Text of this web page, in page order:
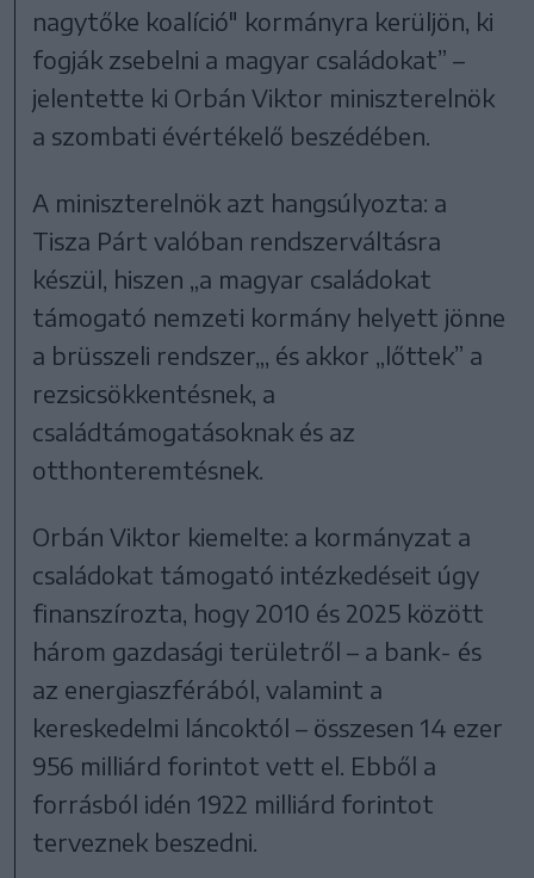
nagytőke koalíció" kormányra kerüljön, ki
fogják zsebelni a magyar családokat” –
jelentette ki Orbán Viktor miniszterelnök
a szombati évértékelő beszédében.
A miniszterelnök azt hangsúlyozta: a
Tisza Párt valóban rendszerváltásra
készül, hiszen „a magyar családokat
támogató nemzeti kormány helyett jönne
a brüsszeli rendszer„, és akkor „lőttek” a
rezsicsökkentésnek, a
családtámogatásoknak és az
otthonteremtésnek.
Orbán Viktor kiemelte: a kormányzat a
családokat támogató intézkedéseit úgy
finanszírozta, hogy 2010 és 2025 között
három gazdasági területről – a bank- és
az energiaszférából, valamint a
kereskedelmi láncoktól – összesen 14 ezer
956 milliárd forintot vett el. Ebből a
forrásból idén 1922 milliárd forintot
terveznek beszedni.